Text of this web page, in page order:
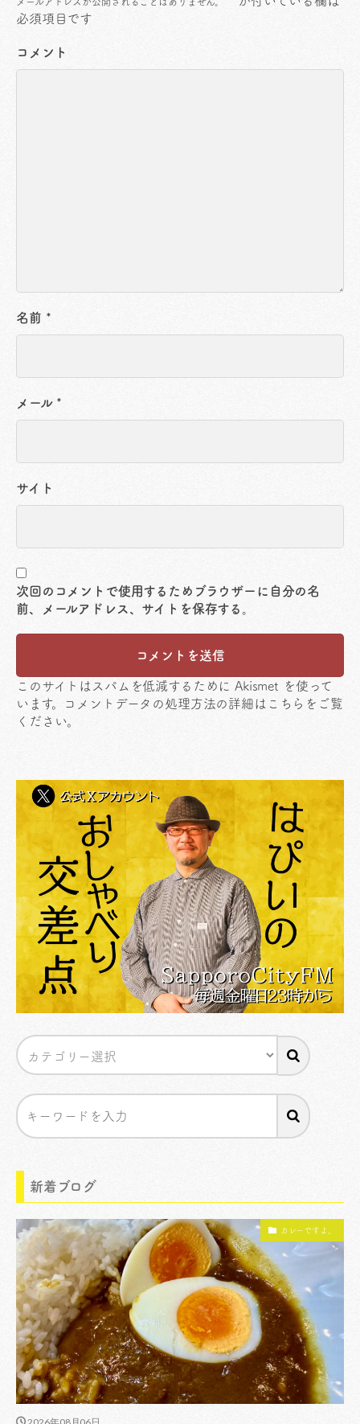
必須項目です
コメント
名前 *
メール *
サイト
次回のコメントで使用するためブラウザーに自分の名
前、メールアドレス、サイトを保存する。
このサイトはスパムを低減するために Akismet を使って
います。
コメントデータの処理方法の詳細はこちらをご覧
ください。
新着ブログ
カレーですよ。
2026年08月06日